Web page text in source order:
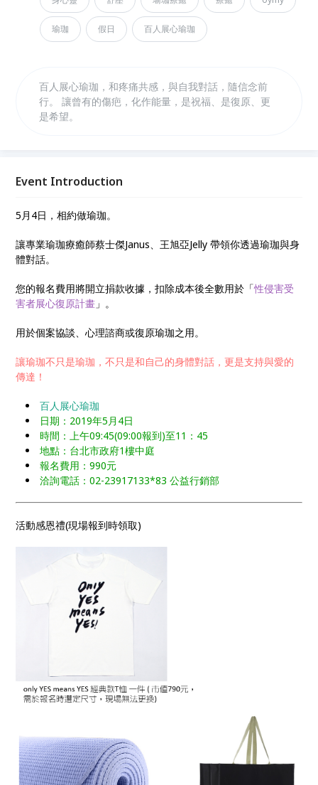
瑜珈 假日 百人展心瑜珈
百人展心瑜珈，和疼痛共感，與自我對話，隨信念前
行。 讓曾有的傷疤，化作能量，是祝福、是復原、更
是希望。
Event Introduction
5月4日，相約做瑜珈。
讓專業瑜珈療癒師蔡士傑Janus、王旭亞Jelly 帶領你透過瑜珈與身
體對話。
您的報名費用將開立捐款收據，扣除成本後全數用於「性侵害受
害者展心復原計畫 」。
用於個案協談、心理諮商或復原瑜珈之用。
讓瑜珈不只是瑜珈，不只是和自己的身體對話，更是支持與愛的
傳達！
百人展心瑜珈
日期：2019年5月4日
時間：上午09:45(09:00報到)至11：45
地點：台北市政府1樓中庭
報名費用：990元
洽詢電話：02-23917133*83 公益行銷部
活動感恩禮(現場報到時領取)